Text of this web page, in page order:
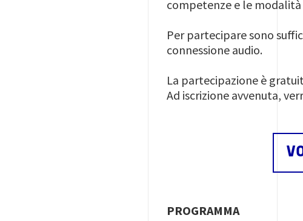
competenze e le modalità
Per partecipare sono
connessione audio.
La partecipazione è
Ad iscrizione avvenuta,
PROGRAMMA